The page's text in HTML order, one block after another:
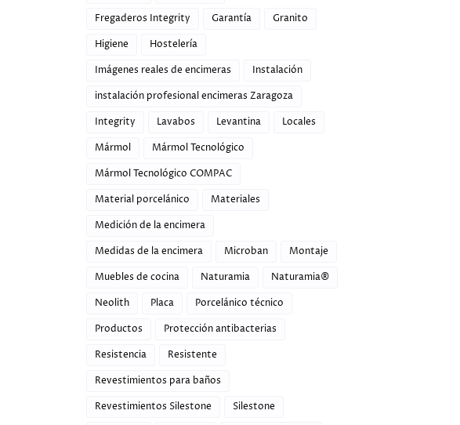
Fregaderos Integrity
Garantía
Granito
Higiene
Hostelería
Imágenes reales de encimeras
Instalación
instalación profesional encimeras Zaragoza
Integrity
Lavabos Levantina
Locales
Mármol
Mármol Tecnológico
Mármol Tecnológico COMPAC
Material porcelánico
Materiales
Medición de la encimera
Medidas de la encimera
Microban
Montaje
Muebles de cocina
Naturamia
Naturamia®
Neolith
Placa
Porcelánico técnico
Productos
Protección antibacterias
Resistencia
Resistente
Revestimientos para baños
Revestimientos Silestone
Silestone